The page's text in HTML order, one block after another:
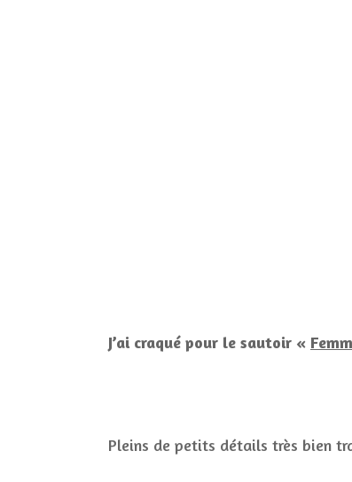
J’ai craqué pour le sautoir «
Pleins de petits détails très bien